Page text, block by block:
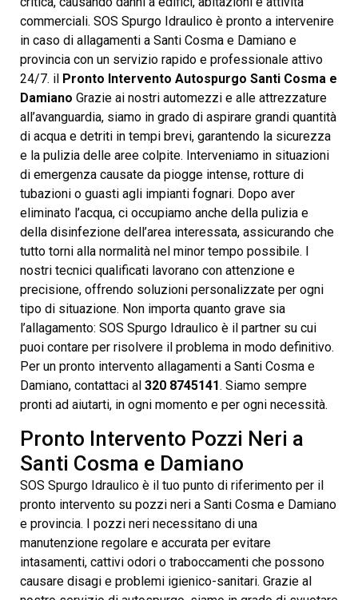
commerciali. SOS Spurgo Idraulico è pronto a intervenire
in caso di allagamenti a Santi Cosma e Damiano e
provincia con un servizio rapido e professionale attivo
24/7. il Pronto Intervento Autospurgo Santi Cosma e
Damiano Grazie ai nostri automezzi e alle attrezzature
all’avanguardia, siamo in grado di aspirare grandi quantità
di acqua e detriti in tempi brevi, garantendo la sicurezza
e la pulizia delle aree colpite. Interveniamo in situazioni
di emergenza causate da piogge intense, rotture di
tubazioni o guasti agli impianti fognari. Dopo aver
eliminato l’acqua, ci occupiamo anche della pulizia e
della disinfezione dell’area interessata, assicurando che
tutto torni alla normalità nel minor tempo possibile. I
nostri tecnici qualificati lavorano con attenzione e
precisione, offrendo soluzioni personalizzate per ogni
tipo di situazione. Non importa quanto grave sia
l’allagamento: SOS Spurgo Idraulico è il partner su cui
puoi contare per risolvere il problema in modo definitivo.
Per un pronto intervento allagamenti a Santi Cosma e
Damiano, contattaci al 320 8745141. Siamo sempre
pronti ad aiutarti, in ogni momento e per ogni necessità.
Pronto Intervento Pozzi Neri a
Santi Cosma e Damiano
SOS Spurgo Idraulico è il tuo punto di riferimento per il
pronto intervento su pozzi neri a Santi Cosma e Damiano
e provincia. I pozzi neri necessitano di una
manutenzione regolare e accurata per evitare
intasamenti, cattivi odori o traboccamenti che possono
causare disagi e problemi igienico-sanitari. Grazie al